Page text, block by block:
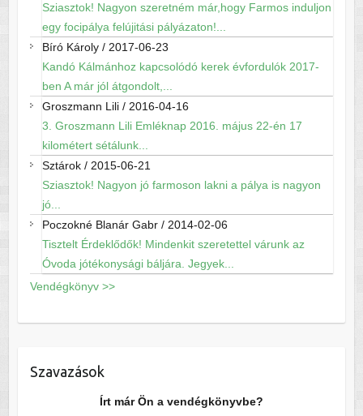
Sziasztok! Nagyon szeretném már,hogy Farmos induljon
egy focipálya felújitási pályázaton!...
Bíró Károly/ 2017-06-23
Kandó Kálmánhoz kapcsolódó kerek évfordulók 2017-
ben A már jól átgondolt,...
Groszmann Lili/ 2016-04-16
3. Groszmann Lili Emléknap 2016. május 22-én 17
kilométert sétálunk...
Sztárok/ 2015-06-21
Sziasztok! Nagyon jó farmoson lakni a pálya is nagyon
jó...
Poczokné Blanár Gabr/ 2014-02-06
Tisztelt Érdeklődők! Mindenkit szeretettel várunk az
Óvoda jótékonysági báljára. Jegyek...
Vendégkönyv >>
Szavazások
Írt már Ön a vendégkönyvbe?